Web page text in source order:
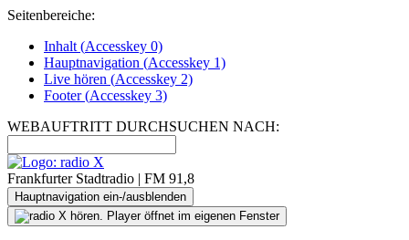
Seitenbereiche:
Inhalt (Accesskey 0)
Hauptnavigation (Accesskey 1)
Live hören (Accesskey 2)
Footer(Accesskey 3)
WEBAUFTRITT DURCHSUCHEN NACH:
Frankfurter Stadtradio | FM 91,8
Hauptnavigation ein-/ausblenden